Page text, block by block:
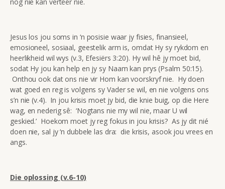
Jesus los jou soms in ‘n posisie waar jy fisies, finansieel,
emosioneel, sosiaal, geestelik arm is, omdat Hy sy rykdom en
heerlikheid wil wys (v.3, Efesiërs 3:20). Hy wil hê jy moet bid,
sodat Hy jou kan help en jy sy Naam kan prys (Psalm 50:15).
Onthou ook dat ons nie vir Hom kan voorskryf nie. Hy doen
wat goed en reg is volgens sy Vader se wil, en nie volgens ons
s’n nie (v.4). In jou krisis moet jy bid, die knie buig, op die Here
wag, en nederig sê: ‘Nogtans nie my wil nie, maar U wil
geskied.’ Hoekom moet jy reg fokus in jou krisis? As jy dit nié
doen nie, sal jy ‘n dubbele las dra: die krisis, asook jou vrees en
angs.
Die oplossing (v.6-10)